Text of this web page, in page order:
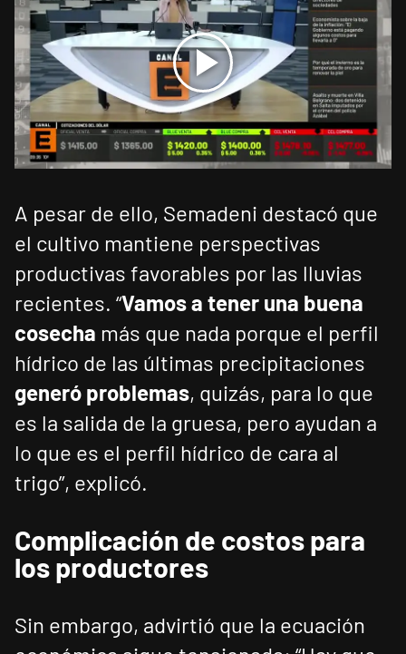
A pesar de ello, Semadeni destacó que
el cultivo mantiene perspectivas
productivas favorables por las lluvias
recientes. “Vamos a tener una buena
cosecha más que nada porque el perfil
hídrico de las últimas precipitaciones
generó problemas, quizás, para lo que
es la salida de la gruesa, pero ayudan a
lo que es el perfil hídrico de cara al
trigo”, explicó.
Complicación de costos para
los productores
Sin embargo, advirtió que la ecuación